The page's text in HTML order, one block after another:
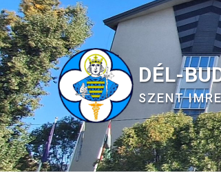
Ugrás
a
tartalomra
DÉL-
SZENT